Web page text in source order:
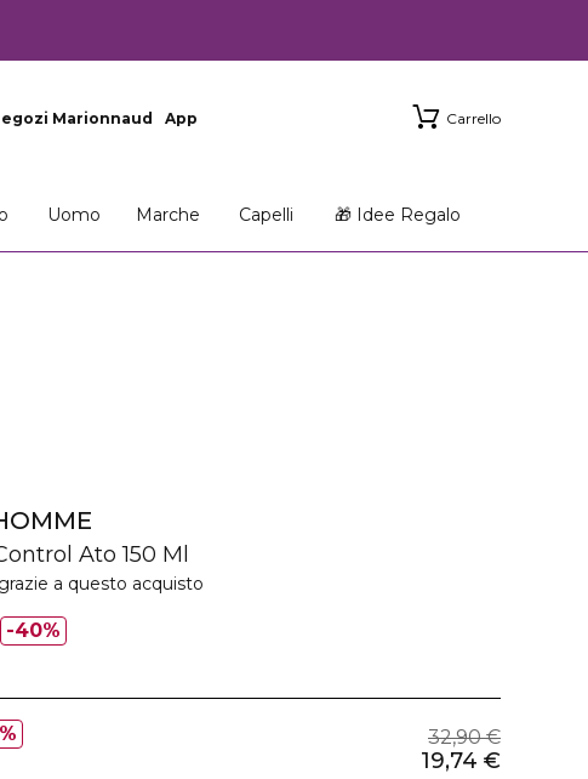
Marionnaud App Carrello
Uomo Marche Capelli 🎁 Idee Regalo
Ato 150 Ml
grazie a questo acquisto
40%
32,90 €
19,74 €